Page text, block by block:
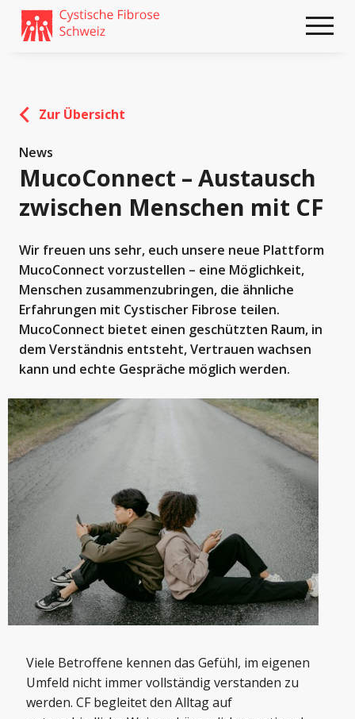
Weiter
zum
skip
Zur Übersicht
News
MucoConnect – Austausch
zwischen Menschen mit CF
Wir freuen uns sehr, euch unsere neue Plattform
MucoConnect vorzustellen – eine Möglichkeit,
Menschen zusammenzubringen, die ähnliche
Erfahrungen mit Cystischer Fibrose teilen.
MucoConnect bietet einen geschützten Raum, in
dem Verständnis entsteht, Vertrauen wachsen
kann und echte Gespräche möglich werden.
Viele Betroffene kennen das Gefühl, im eigenen
Umfeld nicht immer vollständig verstanden zu
werden. CF begleitet den Alltag auf